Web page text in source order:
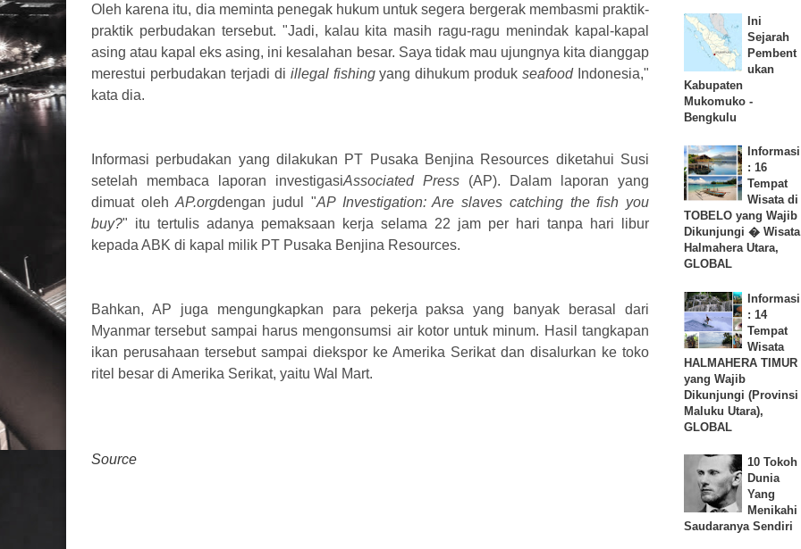
Ini
Sejarah
Pembent
ukan
Kabupaten
Mukomuko -
Bengkulu
Informasi
: 16
Tempat
Wisata di
TOBELO yang Wajib
Dikunjungi � Wisata
Halmahera Utara,
GLOBAL
Informasi
: 14
Tempat
Wisata
HALMAHERA TIMUR
yang Wajib
Dikunjungi (Provinsi
Maluku Utara),
GLOBAL
10 Tokoh
Dunia
Yang
Menikahi
Saudaranya Sendiri
Oleh karena itu, dia meminta penegak hukum untuk segera bergerak membasmi praktik-
praktik perbudakan tersebut. "Jadi, kalau kita masih ragu-ragu menindak kapal-kapal
asing atau kapal eks asing, ini kesalahan besar. Saya tidak mau ujungnya kita dianggap
merestui perbudakan terjadi di illegal fishingyang dihukum produkseafoodIndonesia,"
kata dia.
Informasi perbudakan yang dilakukan PT Pusaka Benjina Resources diketahui Susi
setelah membaca laporan investigasiAssociated Press (AP). Dalam laporan yang
dimuat olehAP.orgdengan judul "AP Investigation: Are slaves catching the fish you
buy?" itu tertulis adanya pemaksaan kerja selama 22 jam per hari tanpa hari libur
kepada ABK di kapal milik PT Pusaka Benjina Resources.
Bahkan, AP juga mengungkapkan para pekerja paksa yang banyak berasal dari
Myanmar tersebut sampai harus mengonsumsi air kotor untuk minum. Hasil tangkapan
ikan perusahaan tersebut sampai diekspor ke Amerika Serikat dan disalurkan ke toko
ritel besar di Amerika Serikat, yaitu Wal Mart.
Source